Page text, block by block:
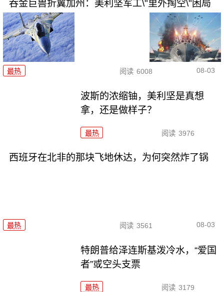
吞金巨兽折翼加州：美利坚军工\"里外掏空\"困局
最热 阅读 6008 08-03
波斯的浓缩铀，美利坚是真想
拿，还是做样子？
最热 阅读 3976
西班牙在北非的那块飞地休达，为何突然炸了锅
最热 阅读 3561 08-03
特朗普给泽连斯基泼冷水，“爱国
者”或空头支票
最热 阅读 3179